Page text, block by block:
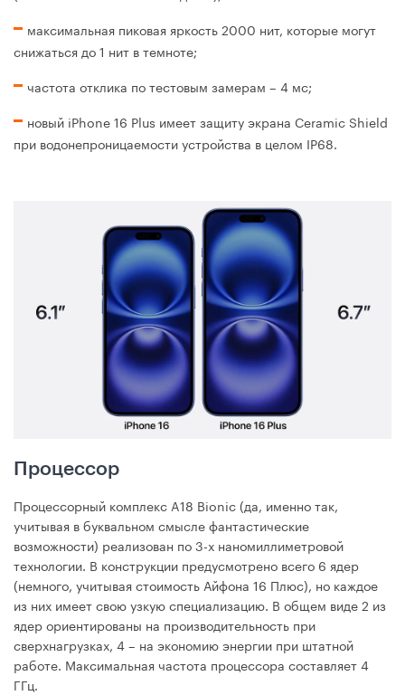
максимальная пиковая яркость 2000 нит, которые могут
снижаться до 1 нит в темноте;
частота отклика по тестовым замерам – 4 мс;
новый iPhone 16 Plus имеет защиту экрана Ceramic Shield
при водонепроницаемости устройства в целом IP68.
Процессор
Процессорный комплекс A18 Bionic (да, именно так,
учитывая в буквальном смысле фантастические
возможности) реализован по 3-х наномиллиметровой
технологии. В конструкции предусмотрено всего 6 ядер
(немного, учитывая стоимость Айфона 16 Плюс), но каждое
из них имеет свою узкую специализацию. В общем виде 2 из
ядер ориентированы на производительность при
сверхнагрузках, 4 – на экономию энергии при штатной
работе. Максимальная частота процессора составляет 4
ГГц.